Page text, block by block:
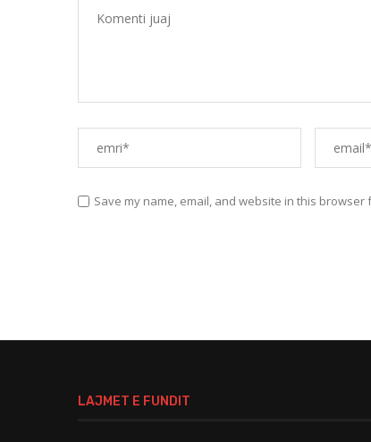
Save my name, email, and website in this browser
LAJMET E FUNDIT